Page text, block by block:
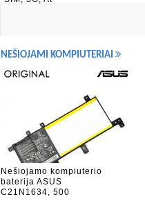
NEŠIOJAMI KOMPIUTERIAI
Nešiojamo kompiuterio
baterija ASUS
C21N1634, 500